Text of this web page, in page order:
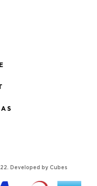
Developed by Cubes